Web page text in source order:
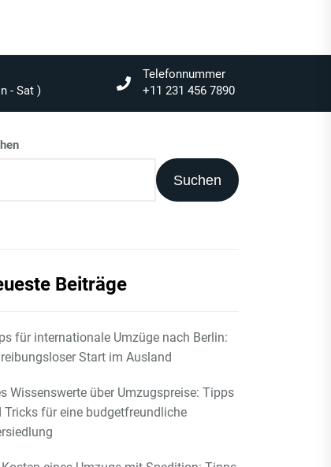
- Sat )
Telefonnummer
+11 231 456 7890
Suchen
Beiträge
für internationale Umzüge nach Berlin:
Start im Ausland
Wissenswerte über Umzugspreise: Tipps
Tricks für eine budgetfreundliche